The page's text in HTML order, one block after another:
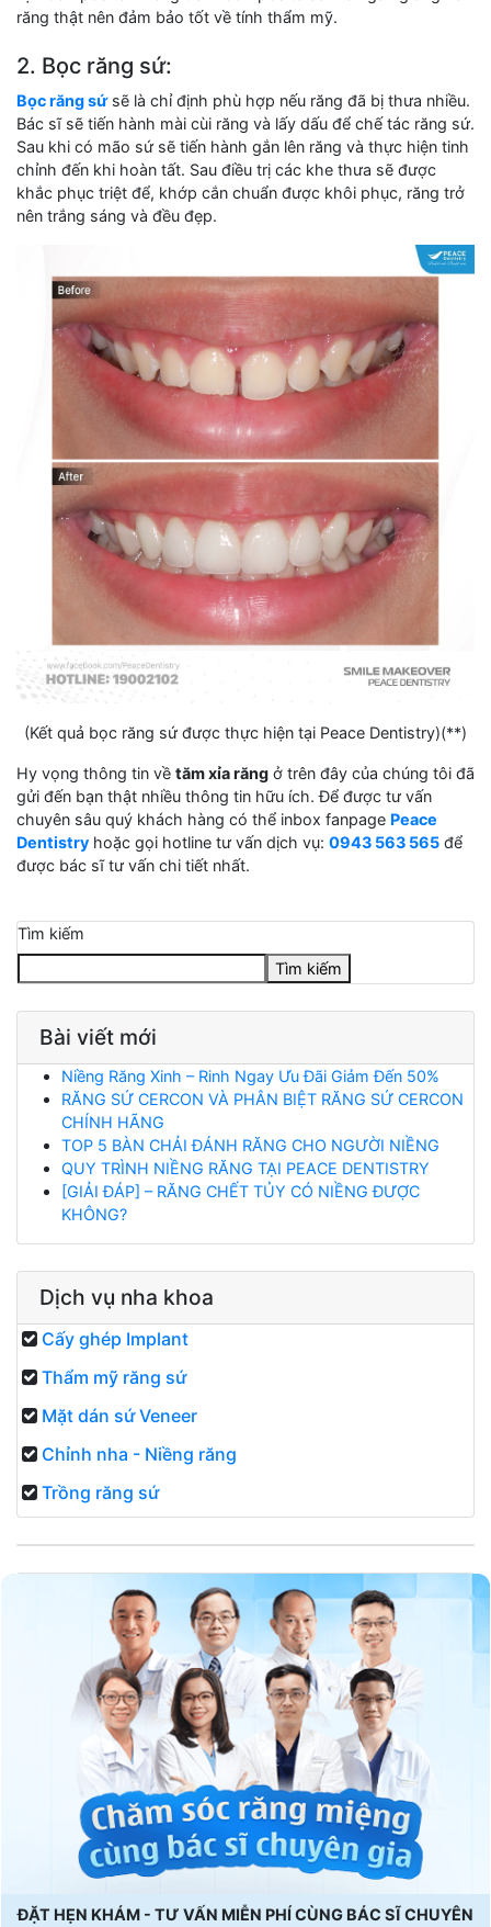
răng thật nên đảm bảo tốt về tính thẩm mỹ.
2. Bọc răng sứ:
Bọc răng sứsẽ là chỉ định phù hợp nếu răng đã bị thưa nhiều.
Bác sĩ sẽ tiến hành mài cùi răng và lấy dấu để chế tác răng sứ.
Sau khi có mão sứ sẽ tiến hành gắn lên răng và thực hiện tinh
chỉnh đến khi hoàn tất. Sau điều trị các khe thưa sẽ được
khắc phục triệt để, khớp cắn chuẩn được khôi phục, răng trở
nên trắng sáng và đều đẹp.
(Kết quả bọc răng sứ được thực hiện tại Peace Dentistry)(**)
Hy vọng thông tin về tăm xỉa răng ở trên đây của chúng tôi đã
gửi đến bạn thật nhiều thông tin hữu ích. Để được tư vấn
chuyên sâu quý khách hàng có thể inbox fanpage Peace
Dentistry hoặc gọi hotline tư vấn dịch vụ: 0943 563 565 để
được bác sĩ tư vấn chi tiết nhất.
Tìm kiếm
Tìm kiếm
Bài viết mới
Niềng Răng Xinh – Rinh Ngay Ưu Đãi Giảm Đến 50%
RĂNG SỨ CERCON VÀ PHÂN BIỆT RĂNG SỨ CERCON
CHÍNH HÃNG
TOP 5 BÀN CHẢI ĐÁNH RĂNG CHO NGƯỜI NIỀNG
QUY TRÌNH NIỀNG RĂNG TẠI PEACE DENTISTRY
[GIẢI ĐÁP] – RĂNG CHẾT TỦY CÓ NIỀNG ĐƯỢC
KHÔNG?
Dịch vụ nha khoa
Cấy ghép Implant
Thẩm mỹ răng sứ
Mặt dán sứ Veneer
Chỉnh nha - Niềng răng
Trồng răng sứ
ĐẶT HẸN KHÁM - TƯ VẤN MIỄN PHÍ CÙNG BÁC SĨ CHUYÊN